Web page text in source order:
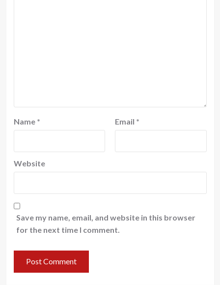
Name * Email *
Website
Save my name, email, and website in this browser
for the next time I comment.